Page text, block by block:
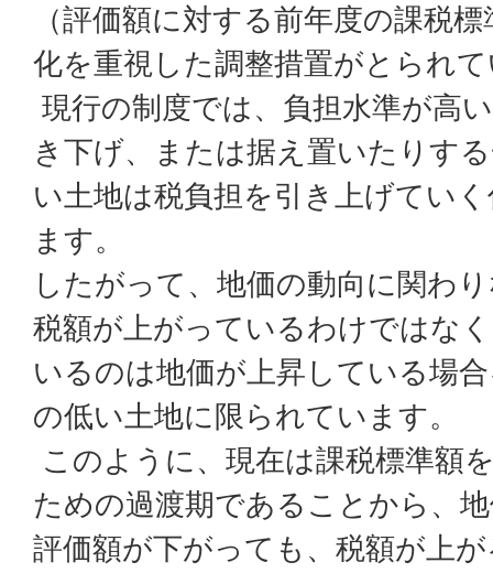
（評価額に対する前年度の課税
化を重視した調整措置がとられ
現行の制度では、負担水準が高
き下げ、または据え置いたりす
い土地は税負担を引き上げてい
ます。
したがって、地価の動向に関わ
税額が上がっているわけではな
いるのは地価が上昇している場
の低い土地に限られています。
このように、現在は課税標準額
ための過渡期であることから、
評価額が下がっても、税額が上